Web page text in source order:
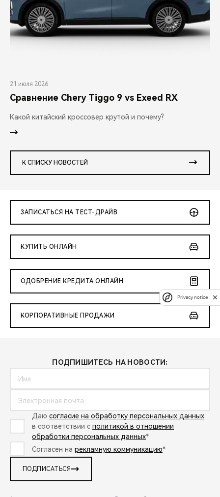
21 июля 2026
Сравнение Chery Tiggo 9 vs Exeed RX
Какой китайский кроссовер крутой и почему?
К СПИСКУ НОВОСТЕЙ
ЗАПИСАТЬСЯ НА ТЕСТ-ДРАЙВ
КУПИТЬ ОНЛАЙН
ОДОБРЕНИЕ КРЕДИТА ОНЛАЙН
КОРПОРАТИВНЫЕ ПРОДАЖИ
ПОДПИШИТЕСЬ НА НОВОСТИ:
Даю согласие на обработку персональных данных
в соответствии с политикой в отношении
обработки персональных данных*
Согласен на рекламную коммуникацию*
ПОДПИСАТЬСЯ
Privacy notice